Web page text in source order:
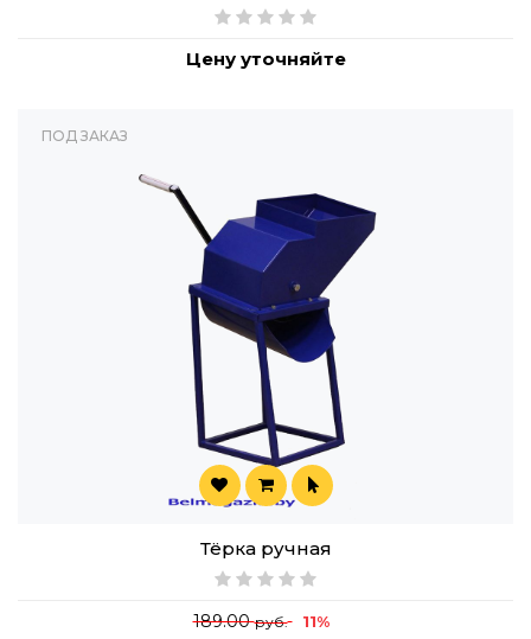
Цену уточняйте
ПОД ЗАКАЗ
Тёрка ручная
189.00руб. 11%